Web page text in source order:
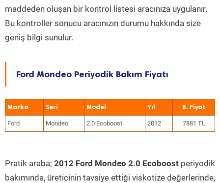
maddeden oluşan bir kontrol listesi aracınıza uygulanır.
Bu kontroller sonucu aracınızın durumu hakkında size
geniş bilgi sunulur.
Ford Mondeo Periyodik Bakım Fiyatı
Marka Seri Model Yıl
Ford Mondeo 2.0 Ecoboost 2012 7881 TL
Pratik araba; 2012 Ford Mondeo 2.0 Ecoboost periyodik
bakımında, üreticinin tavsiye ettiği viskotize değerlerinde,